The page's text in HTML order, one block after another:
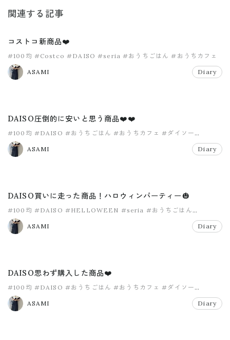
関連する記事
コストコ新商品❤️
#100均 #Costco #DAISO #seria #おうちごはん #おうちカフェ
ASAMI Diary
DAISO圧倒的に安いと思う商品❤️❤️
#100均 #DAISO #おうちごはん #おうちカフェ #ダイソー
#バレンタイン
ASAMI
Diary
DAISO買いに走った商品！ハロウィンパーティー🎃
#100均 #DAISO #HELLOWEEN #seria #おうちごはん
#おうちカフェ
ASAMI
Diary
DAISO思わず購入した商品❤️
#100均 #DAISO #おうちごはん #おうちカフェ #ダイソー
#ダイソー購入品
ASAMI
Diary